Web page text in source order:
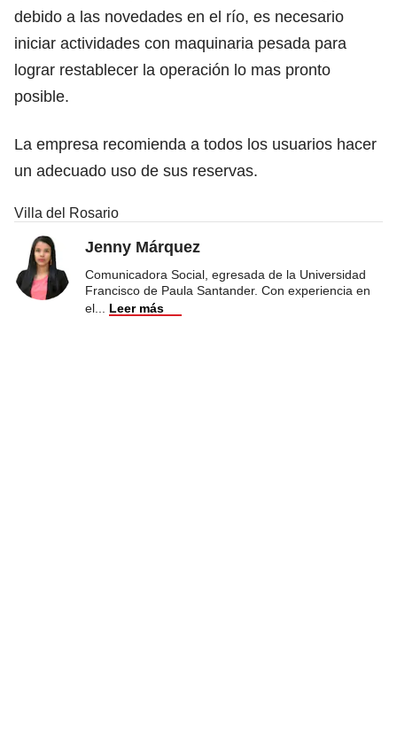
debido a las novedades en el río, es necesario
iniciar actividades con maquinaria pesada para
lograr restablecer la operación lo mas pronto
posible.
La empresa recomienda a todos los usuarios hacer
un adecuado uso de sus reservas.
Villa del Rosario
Jenny Márquez
Comunicadora Social, egresada de la Universidad
Francisco de Paula Santander. Con experiencia en
el
Leer más